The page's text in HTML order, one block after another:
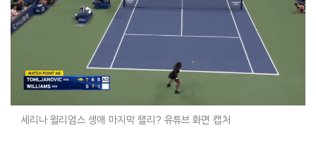
세리나 윌리엄스 생애 마지막 랠리? 유튜브 화면 캡처